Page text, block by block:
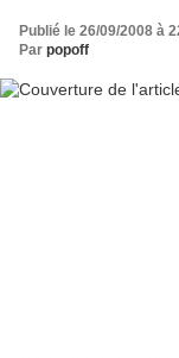
Publié le 26/09/2008 à
Par popoff